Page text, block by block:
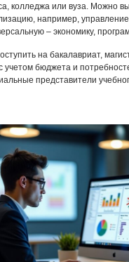
колледжа или вуза. Можно
например,
– экономику,
на бакалавриат,
учетом бюджета и
представители